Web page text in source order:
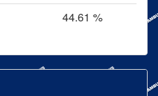
44.61 %